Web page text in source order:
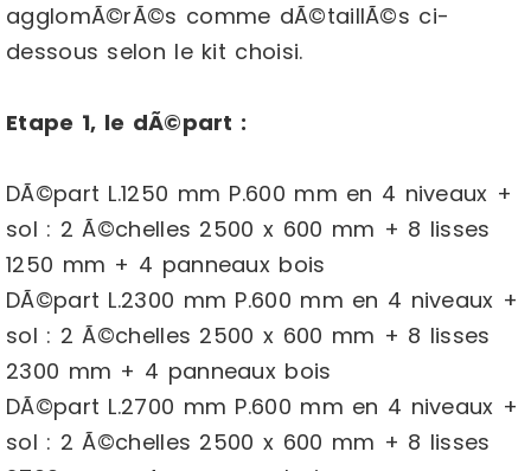
agglomÃ©rÃ©s comme dÃ©taillÃ©s ci-
dessous selon le kit choisi.
Etape 1, le dÃ©part :
DÃ©part L.1250 mm P.600 mm en 4 niveaux +
sol : 2 Ã©chelles 2500 x 600 mm + 8 lisses
1250 mm + 4 panneaux bois
DÃ©part L.2300 mm P.600 mm en 4 niveaux +
sol : 2 Ã©chelles 2500 x 600 mm + 8 lisses
2300 mm + 4 panneaux bois
DÃ©part L.2700 mm P.600 mm en 4 niveaux +
sol : 2 Ã©chelles 2500 x 600 mm + 8 lisses